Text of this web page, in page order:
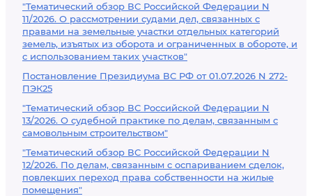
"Тематический обзор ВС Российской Федерации N
11/2026. О рассмотрении судами дел, связанных с
правами на земельные участки отдельных категорий
земель, изъятых из оборота и ограниченных в обороте, и
с использованием таких участков"
Постановление Президиума ВС РФ от 01.07.2026 N 272-
ПЭК25
"Тематический обзор ВС Российской Федерации N
13/2026. О судебной практике по делам, связанным с
самовольным строительством"
"Тематический обзор ВС Российской Федерации N
12/2026. По делам, связанным с оспариванием сделок,
повлекших переход права собственности на жилые
помещения"